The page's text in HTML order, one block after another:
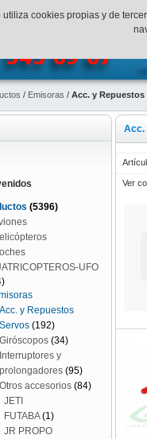
a SpeedHobbys! Mi
/ Emisoras / Acc. y Repuestos
Acc.
Ver
(5396)
UFO
Acc. y Repuestos
Servos (192)
Giróscopos (34)
Interruptores y
prolongadores (95)
Otros accesorios (84)
JETI
FUTABA (1)
JR PROPO
utiliza cookies propias y de